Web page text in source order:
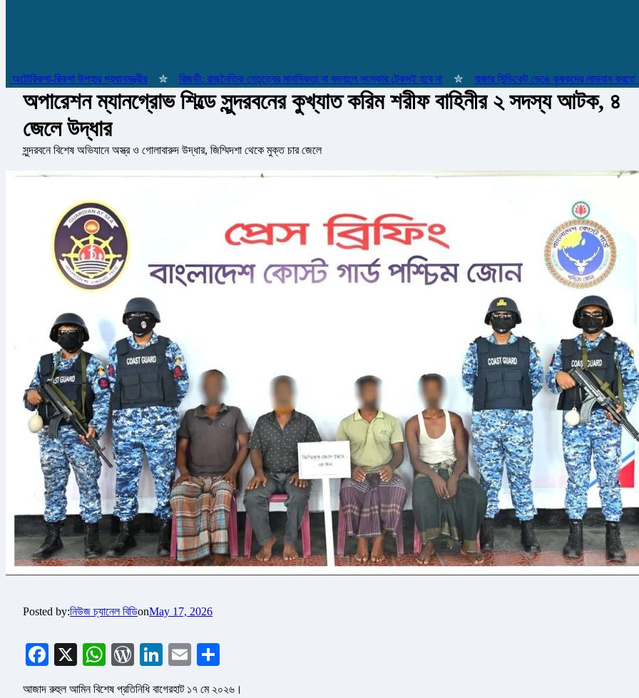
রিকশা উপহার প্রধানমন্ত্রীর ✮ রিজভী: রাজনৈতিক নেতৃত্বের মানসিকতা না বদলালে সংস্কার টেকসই হবে না ✮ বাজার সিন্ডিকেট ভেঙে কৃষকদের লাভবান করতে কাজ
অপারেশন ম্যানগ্রোভ শিল্ডে সুন্দরবনের কুখ্যাত করিম শরীফ বাহিনীর ২ সদস্য আটক, ৪
জেলে উদ্ধার
সুন্দরবনে বিশেষ অভিযানে অস্ত্র ও গোলাবারুদ উদ্ধার, জিম্মিদশা থেকে মুক্ত চার জেলে
Posted by:নিউজ চ্যানেল বিডিonMay 17, 2026
Facebook
X WhatsApp
WordPress
LinkedIn
Email
আজাদ রুহুল আমিন বিশেষ প্রতিনিধি বাগেরহাট ১৭ মে ২০২৬।